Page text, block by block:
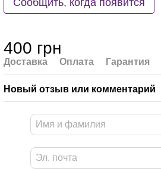
Сообщить, когда появится
400 грн
Доставка Оплата Гарантия
Новый отзыв или комментарий